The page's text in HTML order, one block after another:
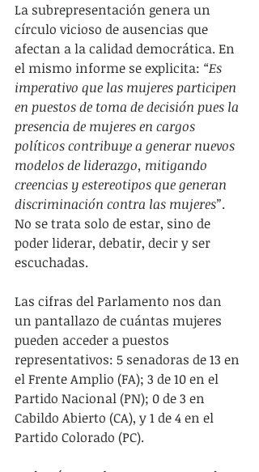
La subrepresentación genera un
círculo vicioso de ausencias que
afectan a la calidad democrática. En
el mismo informe se explicita: “Es
imperativo que las mujeres participen
en puestos de toma de decisión pues la
presencia de mujeres en cargos
políticos contribuye a generar nuevos
modelos de liderazgo, mitigando
creencias y estereotipos que generan
discriminación contra las mujeres”.
No se trata solo de estar, sino de
poder liderar, debatir, decir y ser
escuchadas.
Las cifras del Parlamento nos dan
un pantallazo de cuántas mujeres
pueden acceder a puestos
representativos: 5 senadoras de 13 en
el Frente Amplio (FA); 3 de 10 en el
Partido Nacional (PN); 0 de 3 en
Cabildo Abierto (CA), y 1 de 4 en el
Partido Colorado (PC).